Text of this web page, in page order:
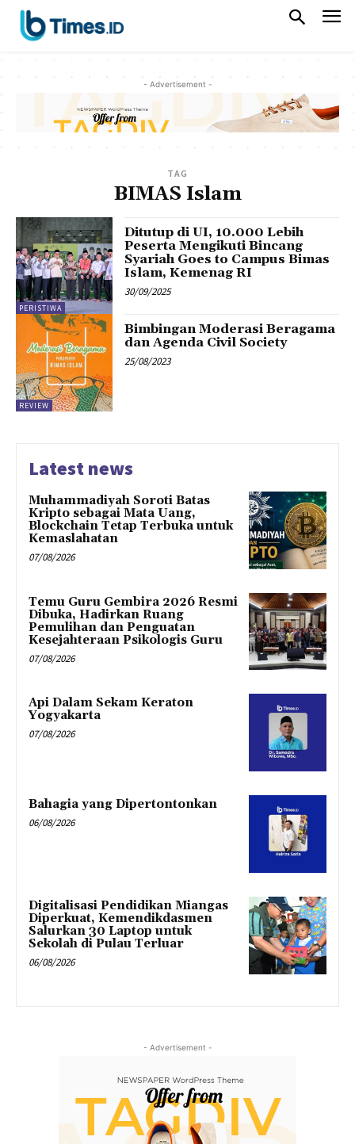
- Advertisement -
TAG
BIMAS Islam
PERISTIWA
Ditutup di UI, 10.000 Lebih
Peserta Mengikuti Bincang
Syariah Goes to Campus Bimas
Islam, Kemenag RI
30/09/2025
REVIEW
Bimbingan Moderasi Beragama
dan Agenda Civil Society
25/08/2023
Latest news
Muhammadiyah Soroti Batas
Kripto sebagai Mata Uang,
Blockchain Tetap Terbuka untuk
Kemaslahatan
07/08/2026
Temu Guru Gembira 2026 Resmi
Dibuka, Hadirkan Ruang
Pemulihan dan Penguatan
Kesejahteraan Psikologis Guru
07/08/2026
Api Dalam Sekam Keraton
Yogyakarta
07/08/2026
Bahagia yang Dipertontonkan
06/08/2026
Digitalisasi Pendidikan Miangas
Diperkuat, Kemendikdasmen
Salurkan 30 Laptop untuk
Sekolah di Pulau Terluar
06/08/2026
- Advertisement -